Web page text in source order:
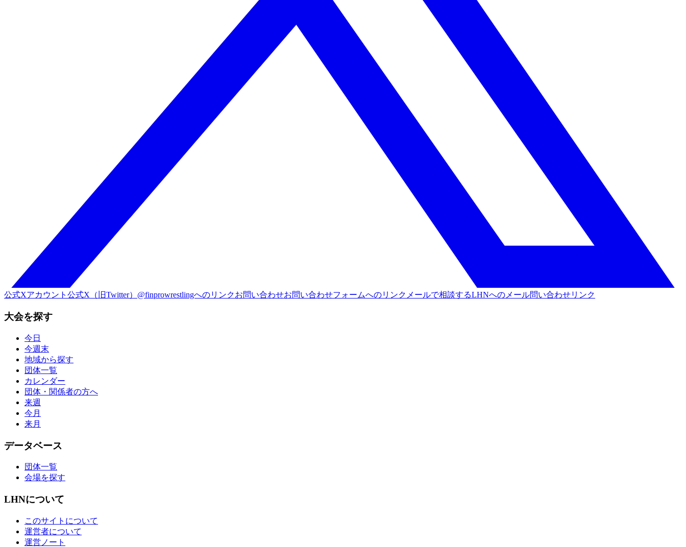
公式Xアカウント 公式X（旧Twitter）@finprowrestlingへのリンクお問い合わせお問い合わせフォームへのリンク メールで相談するLHNへのメール問い合わせリンク
大会を探す
今日
今週末
地域から探す
団体一覧
カレンダー
団体・関係者の方へ
来週
今月
来月
データベース
団体一覧
会場を探す
LHNについて
このサイトについて
運営者について
運営ノート